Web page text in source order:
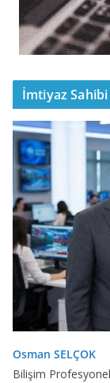
İmtiyaz Sahibi
Osman SELÇOK
Bilişim